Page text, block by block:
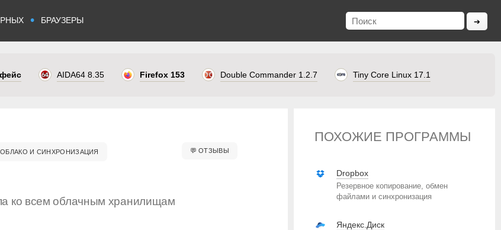
• БРАУЗЕРЫ
AIDA64 8.35 Firefox 153 Double Commander 1.2.7 Tiny Core Linux 17.1
💬ОТЗЫВЫ
ОБЛАКО И СИНХРОНИЗАЦИЯ
ко всем облачным хранилищам
ПОХОЖИЕ ПРОГРАММЫ
Dropbox
Резервное копирование, обмен
файлами и синхронизация
Яндекс.Диск